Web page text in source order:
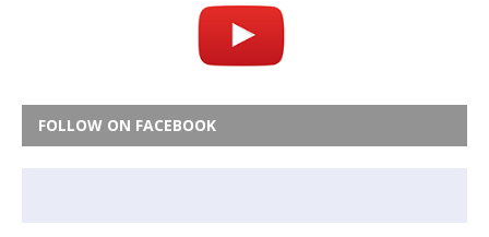
FOLLOW ON FACEBOOK